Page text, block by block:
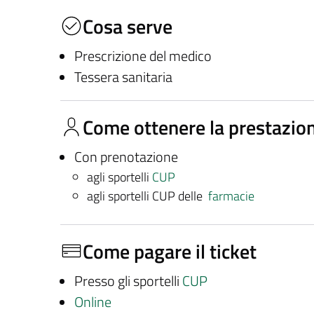
Cosa serve
Prescrizione del medico
Tessera sanitaria
Come ottenere la
Con prenotazione
agli sportelli CUP
agli sportelli CUP delle farmacie
Come pagare il ticket
Presso gli sportelli CUP
Online